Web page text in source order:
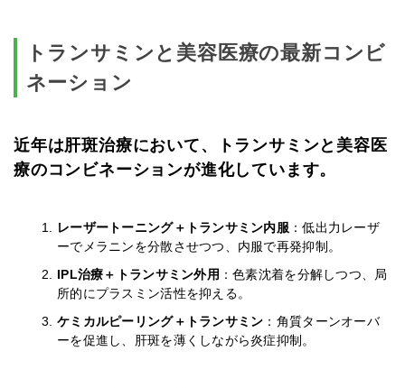
トランサミンと美容医療の最新コンビ
ネーション
近年は肝斑治療において、トランサミンと美容医
療のコンビネーションが進化しています。
レーザートーニング＋トランサミン内服 ：低出力レーザ
ーでメラニンを分散させつつ、内服で再発抑制。
IPL治療＋トランサミン外用 ：色素沈着を分解しつつ、局
所的にプラスミン活性を抑える。
ケミカルピーリング＋トランサミン ：角質ターンオーバ
ーを促進し、肝斑を薄くしながら炎症抑制。